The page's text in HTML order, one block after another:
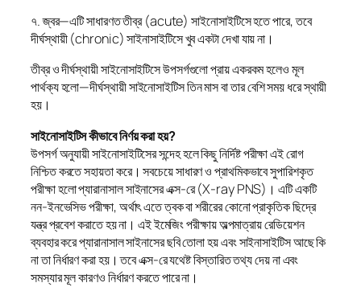
৭. জ্বর—এটি সাধারণত তীব্র (acute) সাইনোসাইটিসে হতে পারে, তবে
দীর্ঘস্থায়ী (chronic) সাইনাসাইটিসে খুব একটা দেখা যায় না।
তীব্র ও দীর্ঘস্থায়ী সাইনোসাইটিসে উপসর্গগুলো প্রায় একরকম হলেও মূল
পার্থক্য হলো—দীর্ঘস্থায়ী সাইনোসাইটিস তিন মাস বা তার বেশি সময় ধরে স্থায়ী
হয়।
সাইনোসাইটিস কীভাবে নির্ণয় করা হয়?
উপসর্গ অনুযায়ী সাইনোসাইটিসের সন্দেহ হলে কিছু নির্দিষ্ট পরীক্ষা এই রোগ
নিশ্চিত করতে সহায়তা করে। সবচেয়ে সাধারণ ও প্রাথমিকভাবে সুপারিশকৃত
পরীক্ষা হলো প্যারানাসাল সাইনাসের এক্স-রে (X-ray PNS)। এটি একটি
নন-ইনভেসিভ পরীক্ষা, অর্থাৎ এতে ত্বক বা শরীরের কোনো প্রাকৃতিক ছিদ্রে
যন্ত্র প্রবেশ করাতে হয় না। এই ইমেজিং পরীক্ষায় অল্পমাত্রায় রেডিয়েশন
ব্যবহার করে প্যারানাসাল সাইনাসের ছবি তোলা হয় এবং সাইনাসাইটিস আছে কি
না তা নির্ধারণ করা হয়। তবে এক্স-রে যথেষ্ট বিস্তারিত তথ্য দেয় না এবং
সমস্যার মূল কারণও নির্ধারণ করতে পারে না।